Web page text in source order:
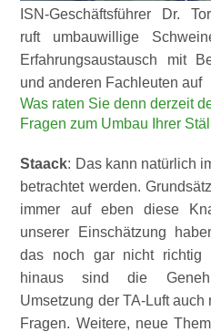
ISN-Geschäftsführer Dr.
ruft umbauwillige
Erfahrungsaustausch mit
und anderen Fachleuten auf
Was raten Sie denn derzeit
Fragen zum Umbau Ihrer
Staack: Das kann natürlich
betrachtet werden.
immer auf eben diese
unserer Einschätzung
das noch gar nicht richtig
hinaus sind die
Umsetzung der TA-Luft
Fragen. Weitere, neue